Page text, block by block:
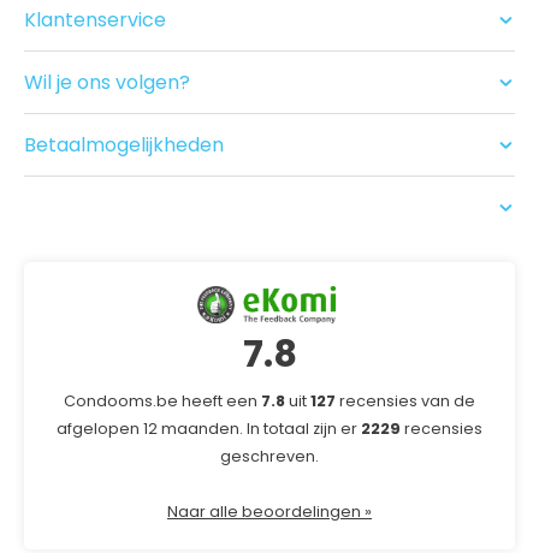
Seksspeeltjes
Acties
Drogist
Nieuwe producten
Klantenservice
Betalen
Bezorgen
Recensies
Wil je ons volgen?
Betaalmogelijkheden
7.8
Condooms.be heeft een 7.8uit127 recensies van de
afgelopen 12 maanden. In totaal zijn er 2229 recensies
geschreven.
Naar alle beoordelingen »